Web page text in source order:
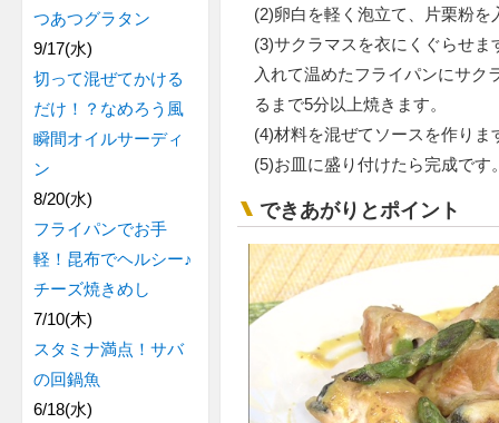
(2)卵白を軽く泡立て、片栗粉を
(3)サクラマスを衣にくぐらせ
入れて温めたフライパンにサク
るまで5分以上焼きます。
(4)材料を混ぜてソースを作りま
(5)お皿に盛り付けたら完成です
できあがりとポイント
つあつグラタン
9/17(水)
切って混ぜてかける
だけ！？なめろう風
瞬間オイルサーディ
ン
8/20(水)
フライパンでお手
軽！昆布でヘルシー♪
チーズ焼きめし
7/10(木)
スタミナ満点！サバ
の回鍋魚
6/18(水)